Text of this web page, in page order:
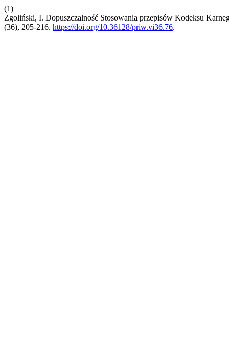
(1)
Zgoliński, I. Dopuszczalność Stosowania przepisów Kodeksu
(36), 205-216. https://doi.org/10.36128/priw.vi36.76.